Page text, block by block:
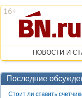
НОВОСТИ И
Последние
Стоит ли ставить